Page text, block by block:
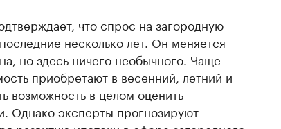
что спрос на загородную
несколько лет. Он меняется
но здесь ничего необычного. Чаще
приобретают в весенний, летний и
возможность в целом оценить
Однако эксперты прогнозируют